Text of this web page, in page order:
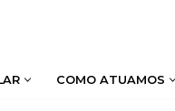
COMO ATUAMOS